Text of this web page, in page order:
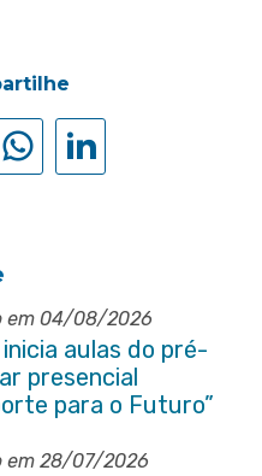
em 04/08/2026
aulas do pré-
presencial
para o Futuro”
em 28/07/2026